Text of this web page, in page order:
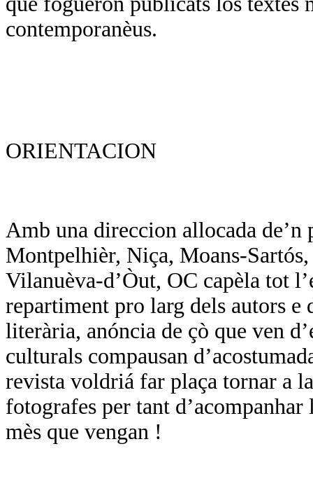
contemporanèus.
ORIENTACION
Amb una direccion allocada
Montpelhièr, Niça, Moans-
Vilanuèva-d’Òut, OC capèla tot
repartiment pro larg dels autors e
literària, anóncia de çò que ven
culturals compausan
revista voldriá far plaça tornar a
fotografes per tant
mès que vengan !